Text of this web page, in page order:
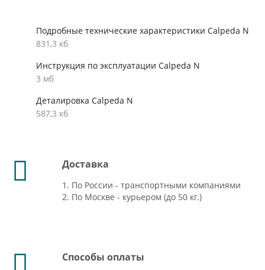
Подробные технические характеристики Calpeda N
831,3 кб
Инструкция по эксплуатации Calpeda N
3 мб
Деталировка Calpeda N
587,3 кб
Доставка
1. По России - транспортными компаниями
2. По Москве - курьером (до 50 кг.)
Способы оплаты